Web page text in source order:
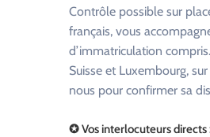
Contrôle possible sur
français, vous
d’immatriculation
Suisse et Luxembourg,
nous pour confirmer sa
✪ Vos interlocuteurs directs